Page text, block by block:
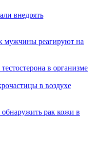
внедрять
мужчины реагируют на
в организме
в воздухе
рак кожи в